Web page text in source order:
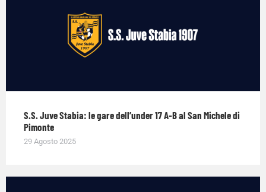
S.S. Juve Stabia: le gare dell’under 17 A-B al San Michele di
Pimonte
29 Agosto 2025